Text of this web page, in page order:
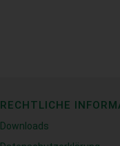
RECHTLICHE
Downloads